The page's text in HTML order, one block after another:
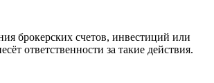
брокерских счетов, инвестиций или
ответственности за такие действия.